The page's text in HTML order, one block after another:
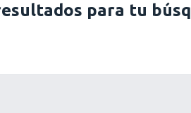
para tu